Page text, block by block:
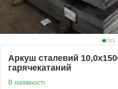
Аркуш сталевий
гарячекатаний
В наявності